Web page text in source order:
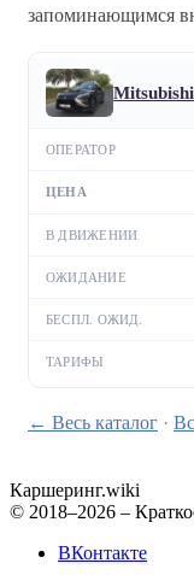
запоминающимся
← Весь каталог ·
Каршеринг.wiki
© 2018–2026 –
ВКонтакте